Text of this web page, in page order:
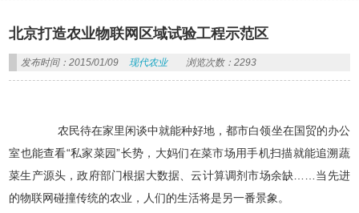
北京打造农业物联网区域试验工程示范区
发布时间：2015/01/09 现代农业 浏览次数：2293
农民待在家里闲谈中就能种好地，都市白领坐在国贸的办公
室也能查看“私家菜园”长势，大妈们在菜市场用手机扫描就能追溯蔬
菜生产源头，政府部门根据大数据、云计算调剂市场余缺……当先进
的物联网碰撞传统的农业，人们的生活将是另一番景象。